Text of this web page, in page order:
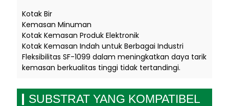
Kotak Bir
Kemasan Minuman
Kotak Kemasan Produk Elektronik
Kotak Kemasan Indah untuk Berbagai Industri
Fleksibilitas SF-1099 dalam meningkatkan daya tarik
kemasan berkualitas tinggi tidak tertandingi.
SUBSTRAT YANG KOMPATIBEL